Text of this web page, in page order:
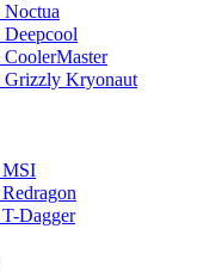
خمیر سیلیکون Noctua
خمیر سیلیکون Deepcool
خمیر سیلیکون CoolerMaster
خمیر سیلیکون Grizzly Kryonaut
ماوس گیمینگ MSI
ماوس گیمینگ Redragon
ماوس گیمینگ T-Dagger